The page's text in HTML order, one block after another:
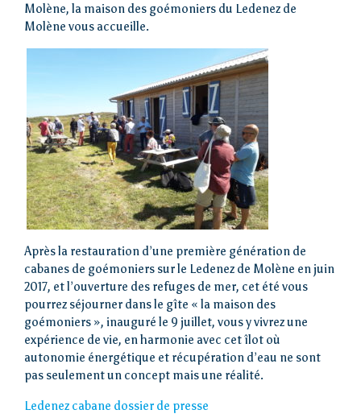
Molène, la maison des goémoniers du Ledenez de
Molène vous accueille.
Après la restauration d’une première génération de
cabanes de goémoniers sur le Ledenez de Molène en juin
2017, et l’ouverture des refuges de mer, cet été vous
pourrez séjourner dans le gîte « la maison des
goémoniers », inauguré le 9 juillet, vous y vivrez une
expérience de vie, en harmonie avec cet îlot où
autonomie énergétique et récupération d’eau ne sont
pas seulement un concept mais une réalité.
Ledenez cabane dossier de presse